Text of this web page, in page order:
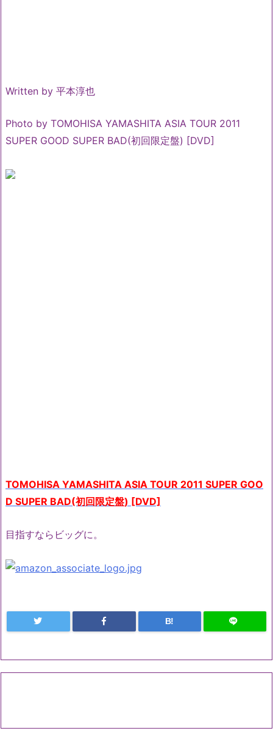
Written by 平本淳也
Photo by TOMOHISA YAMASHITA ASIA TOUR 2011
SUPER GOOD SUPER BAD(初回限定盤) [DVD]
TOMOHISA YAMASHITA ASIA TOUR 2011 SUPER GOO
D SUPER BAD(初回限定盤) [DVD]
目指すならビッグに。
B!